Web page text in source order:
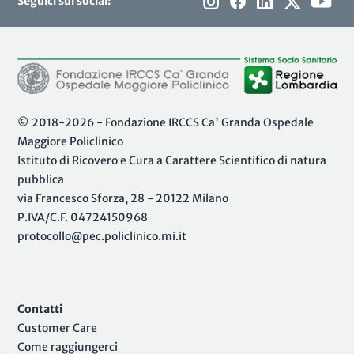
© 2018-2026 - Fondazione IRCCS Ca' Granda Ospedale
Maggiore Policlinico
Istituto di Ricovero e Cura a Carattere Scientifico di natura
pubblica
via Francesco Sforza, 28 - 20122 Milano
P.IVA/C.F. 04724150968
protocollo@pec.policlinico.mi.it
Contatti
Customer Care
Come raggiungerci